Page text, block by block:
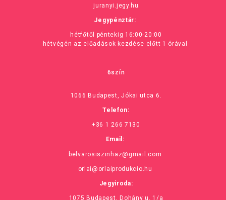
juranyi.jegy.hu
Jegypénztár:
hétfőtől péntekig 16:00-20:00
hétvégén az előadások kezdése előtt 1 órával
6szín
1066 Budapest, Jókai utca 6.
Telefon:
+36 1 266 7130
Email:
belvarosiszinhaz@gmail.com
orlai@orlaiprodukcio.hu
Jegyiroda:
1075 Budapest, Dohány u. 1/a